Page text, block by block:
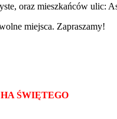
oraz mieszkańców ulic:
miejsca. Zapraszamy!
ŚWIĘTEGO